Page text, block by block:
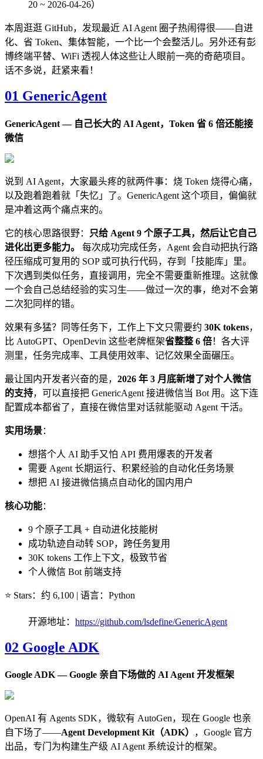
20 ~ 2026-04-26）
本周逛逛 GitHub，发现最近 AI Agent 圈子热闹得很——自进
化、省 Token、集体智能，一个比一个会整活儿。另外还有彭
博终端平替、WiFi 透视人体这些让人眼前一亮的奇葩项目。
话不多说，赶紧来看！
01 GenericAgent
GenericAgent — 自己长大的 AI Agent，Token 省 6 倍还能接
微信
说到 AI Agent，大家最头疼的就两件事：烧 Token 烧得心痛，
以及跑着跑着就「失忆」了。GenericAgent 这个项目，偏偏就
是冲着这两个痛点来的。
它的核心思路很野：
只给 Agent 9 个原子工具，然后让它自己
进化出更多能力。
每次成功完成任务，Agent 会自动把执行路
径压缩成可复用的 SOP 或可执行代码，存到「技能库」里。
下次遇到类似任务，直接调用，完全不需要重新推理。这就像
一个会自己总结经验的实习生——做过一次的事，绝对不会第
二次犯同样的错。
效果有多猛？同等任务下，工作上下文只需要约 30K tokens，
比 AutoGPT、OpenDevin 这些老牌框架省整整 6 倍！各大评
测里，任务完成率、工具使用效率、记忆效果全面碾压。
最让国内开发者兴奋的是， 2026 年 3 月底新增了对个人微信
的支持，可以直接把 GenericAgent 接进微信当 Bot 用。这下连
配置成本都省了，直接在微信里对话就能驱动 Agent 干活。
实用场景：
想搭个人 AI 助手又怕 API 费用爆表的开发者
需要 Agent 长期运行、积累经验的自动化任务场景
想把 AI 接进微信搞点自动化的国内用户
核心功能：
9 个原子工具 + 自动进化技能树
成功轨迹自动转 SOP，跨任务复用
30K tokens 工作上下文，极致节省
个人微信 Bot 前端支持
⭐ Stars：约 6,100 | 语言：Python
开源地址： https://github.com/lsdefine/GenericAgent
02 Google ADK
Google ADK — Google 亲自下场做的 AI Agent 开发框架
OpenAI 有 Agents SDK，微软有 AutoGen，现在 Google 也亲
自下场了——Agent Development Kit（ADK）
，Google 官方
出品，专门为构建生产级 AI Agent 系统设计的框架。